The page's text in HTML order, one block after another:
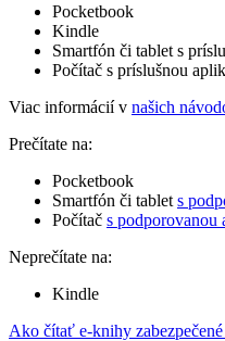
Pocketbook
Kindle
Smartfón či tablet s
Počítač s príslušnou
Viac informácií v našich
Prečítate na:
Pocketbook
Smartfón či tablet s
Počítač s podporovanou
Neprečítate na:
Kindle
Ako čítať e-knihy